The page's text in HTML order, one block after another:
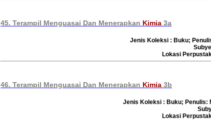
45. Terampil Menguasai Dan Menerapkan Kimia 3a
Jenis Koleksi : Buku;
Lokasi
46. Terampil Menguasai Dan Menerapkan Kimia 3b
Jenis Koleksi : Buku; Penulis:
Lokasi